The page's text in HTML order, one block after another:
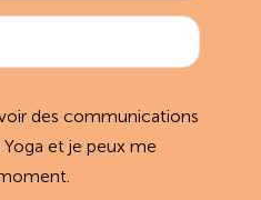
des communications
et je peux me